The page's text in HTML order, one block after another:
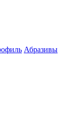
Абразивы